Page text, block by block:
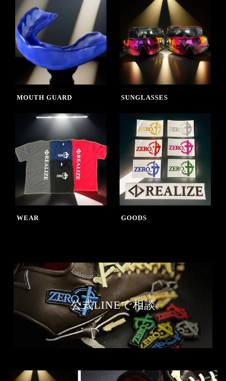
MOUTH GUARD SUNGLASSES
WEAR GOODS
公式LINEで相談